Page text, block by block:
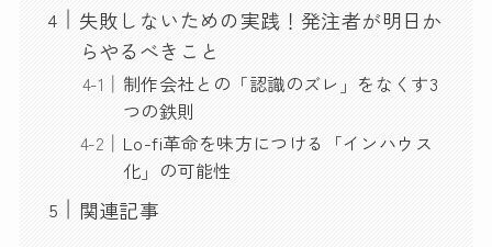
失敗しないための実践！発注者が明日か
らやるべきこと
制作会社との「認識のズレ」をなくす3
つの鉄則
Lo-fi革命を味方につける「インハウス
化」の可能性
関連記事